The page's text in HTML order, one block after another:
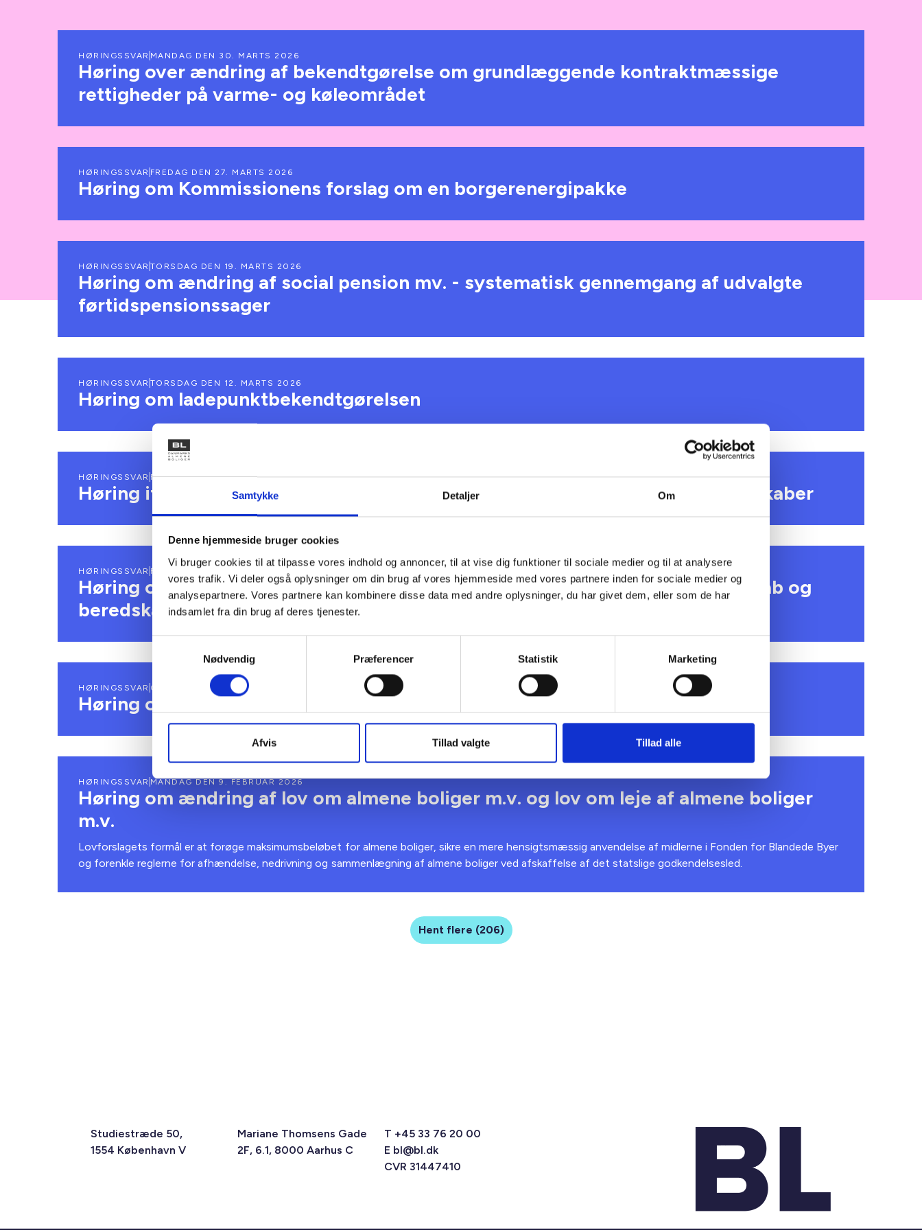
Samtykke Detaljer Om
Denne hjemmeside bruger cookies
Vi bruger cookies til at tilpasse vores indhold og annoncer, til at vise dig funktioner til sociale medier og til at analysere
vores trafik. Vi deler også oplysninger om din brug af vores hjemmeside med vores partnere inden for sociale medier og
analysepartnere. Vores partnere kan kombinere disse data med andre oplysninger, du har givet dem, eller som de har
indsamlet fra din brug af deres tjenester.
Samtykkevalg
Nødvendig
Præferencer Statistik Marketing
Afvis Tillad valgte Tillad alle
HØRINGSSVAR MANDAG DEN 30. MARTS 2026
Høring over ændring af bekendtgørelse om grundlæggende kontraktmæssige
rettigheder på varme- og køleområdet
HØRINGSSVAR FREDAG DEN 27. MARTS 2026
Høring om Kommissionens forslag om en borgerenergipakke
HØRINGSSVAR TORSDAG DEN 19. MARTS 2026
Høring om ændring af social pension mv. - systematisk gennemgang af udvalgte
førtidspensionssager
HØRINGSSVAR TORSDAG DEN 12. MARTS 2026
Høring om ladepunktbekendtgørelsen
HØRINGSSVAR FREDAG DEN 6. MARTS 2026
Høring ifm. ændring af lov om betalingsregler for spildevandsforsyningsselskaber
HØRINGSSVAR FREDAG DEN 6. MARTS 2026
Høring om ændring af beredskabsloven - styrkelse af det operative beredskab og
beredskabsplanlægning mv.
HØRINGSSVAR ONSDAG DEN 4. MARTS 2026
Høring om planforslag for festivaler på Nordlandet - Bornholm
HØRINGSSVAR MANDAG DEN 9. FEBRUAR 2026
Høring om ændring af lov om almene boliger m.v. og lov om leje af almene boliger
m.v.
Lovforslagets formål er at forøge maksimumsbeløbet for almene boliger, sikre en mere hensigtsmæssig anvendelse af midlerne i Fonden for Blandede Byer
og forenkle reglerne for afhændelse, nedrivning og sammenlægning af almene boliger ved afskaffelse af det statslige godkendelsesled.
Hent flere (206)
Studiestræde 50,
1554 København V
Mariane Thomsens Gade
2F, 6.1, 8000 Aarhus C
T +45 33 76 20 00
E bl@bl.dk
CVR 31447410